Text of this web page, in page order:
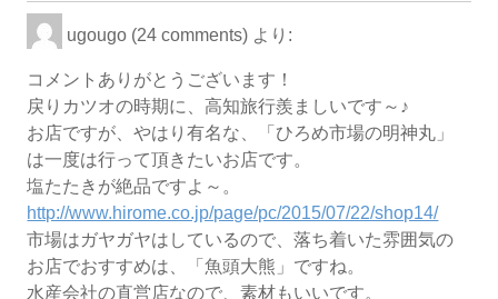
ugougo (24 comments) より:
コメントありがとうございます！
戻りカツオの時期に、高知旅行羨ましいです～♪
お店ですが、やはり有名な、「ひろめ市場の明神丸」
は一度は行って頂きたいお店です。
塩たたきが絶品ですよ～。
http://www.hirome.co.jp/page/pc/2015/07/22/shop14/
市場はガヤガヤはしているので、落ち着いた雰囲気の
お店でおすすめは、「魚頭大熊」ですね。
水産会社の直営店なので、素材もいいです。